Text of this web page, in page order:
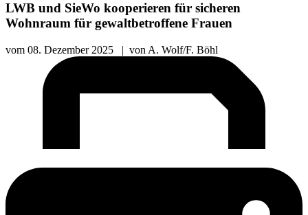
LWB und SieWo kooperieren für sicheren
Wohnraum für gewaltbetroffene Frauen
vom 08. Dezember 2025 | von A. Wolf/F. Böhl